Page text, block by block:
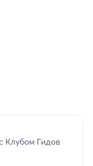
Клубом Гидов